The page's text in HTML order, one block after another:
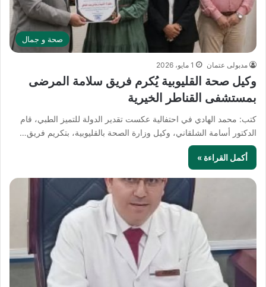
صحة و جمال
مدبولى عتمان 1 مايو، 2026
وكيل صحة القليوبية يُكرم فريق سلامة المرضى
بمستشفى القناطر الخيرية
كتب: محمد الهادي في احتفالية عكست تقدير الدولة للتميز الطبي، قام
الدكتور أسامة الشلقاني، وكيل وزارة الصحة بالقليوبية، بتكريم فريق…
أكمل القراءة »